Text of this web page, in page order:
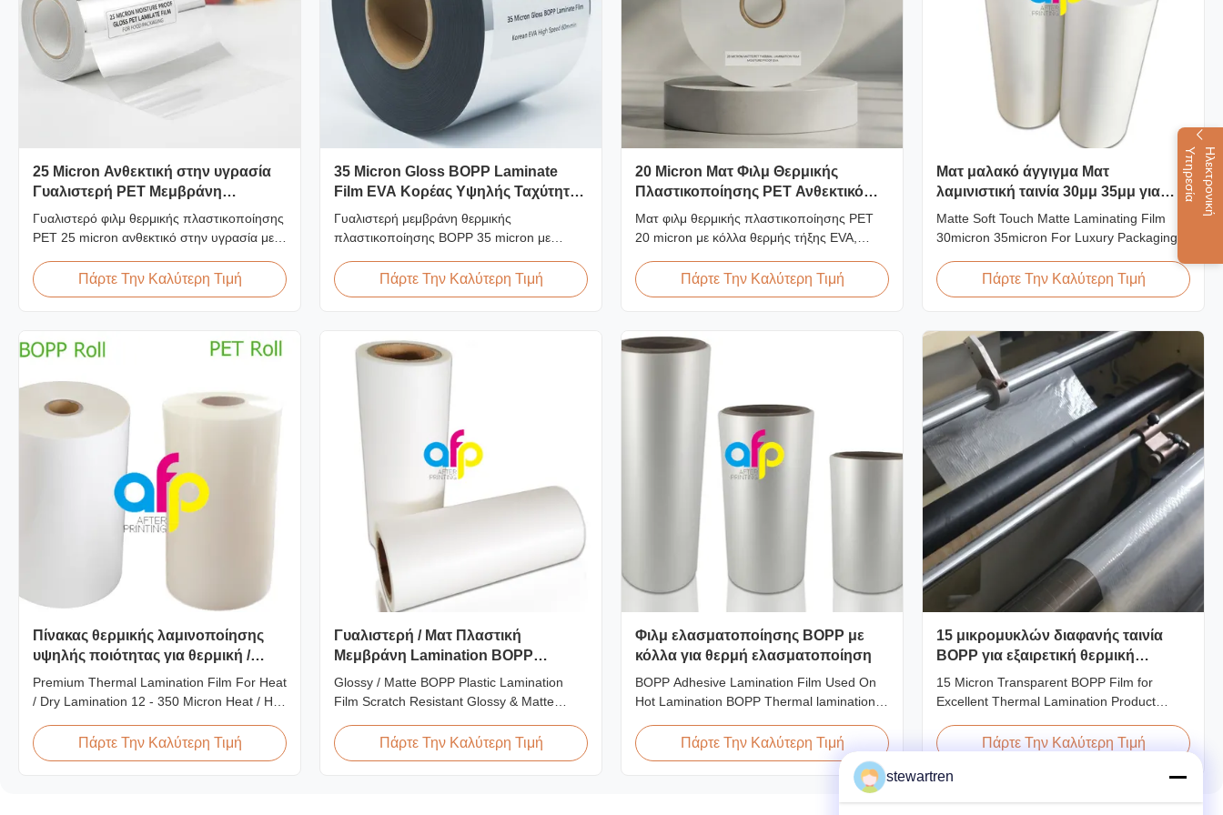
Η
λ
ε
κ
τ
ρ
ο
ν
ι
κ
ή
Υ
π
η
ρ
ε
σ
ί
α
25 Micron Ανθεκτική στην υγρασία
Γυαλιστερή PET Μεμβράνη
Επικάλυψης για Συσκευασία
Τροφίμων
Γυαλιστερό φιλμ θερμικής πλαστικοποίησης
PET 25 micron ανθεκτικό στην υγρασία με
ακτινοβολία, ≤2% απορρόφηση υγρασίας,
συμβατό με FDA για έμμεση επαφή με
Πάρτε Την Καλύτερη Τιμή
35 Micron Gloss BOPP Laminate
Film EVA Κορέας Υψηλής Ταχύτητας
60m/min
Γυαλιστερή μεμβράνη θερμικής
πλαστικοποίησης BOPP 35 micron με
πλάτος 2200 mm, ταχύτητα
πλαστικοποίησης 60 m/min, οπτική διαύγεια
δημοσίευσης.
Πάρτε Την Καλύτερη Τιμή
20 Micron Ματ Φιλμ Θερμικής
Πλαστικοποίησης PET Ανθεκτικό
στην Υγρασία EVA
Ματ φιλμ θερμικής πλαστικοποίησης PET
20 micron με κόλλα θερμής τήξης EVA,
πλαστικοποίηση εύκαμπτης συσκευασίας
σε ταχύτητες έως 60 m/min.
Πάρτε Την Καλύτερη Τιμή
Ματ μαλακό άγγιγμα Ματ
λαμινιστική ταινία 30μμ 35μμ για
καταναλωτική συσκευασία
πολυτελείας
Matte Soft Touch Matte Laminating Film
30micron 35micron For Luxury Packaging
Matte Laminating Film for Luxury Packaging
Consumption Unlike standard soft touch
specifically engineered for luxury packaging
applications. ...
Πάρτε Την Καλύτερη Τιμή
Πίνακας θερμικής λαμινοποίησης
υψηλής ποιότητας για θερμική /
ξηρή λαμινοποίηση 12 - 350 μm
Premium Thermal Lamination Film For Heat
/ Dry Lamination 12 - 350 Micron Heat / Hot
Roll Thermal Lamination Film BOPP
Thermal Lamination Film Technical
Πάρτε Την Καλύτερη Τιμή
Γυαλιστερή / Ματ Πλαστική
Μεμβράνη Lamination BOPP
Ανθεκτική στις Γρατσουνιές
Glossy / Matte BOPP Plastic Lamination
Film Scratch Resistant Glossy & Matte
Resistant Film Product Specifications Item
Scratch Resistant Film Material BOPP +
Πάρτε Την Καλύτερη Τιμή
Φιλμ ελασματοποίησης BOPP με
κόλλα για θερμή ελασματοποίηση
BOPP Adhesive Lamination Film Used On
Hot Lamination BOPP Thermal lamination
particularly offset printing. It consists of
BOPP + EVA composite materials. BOPP
(biaxially oriented polypropylene) serves as
the base film produced through extrusion
Πάρτε Την Καλύτερη Τιμή
15 μικρομυκλών διαφανής ταινία
BOPP για εξαιρετική θερμική
λαμίνωση
15 Micron Transparent BOPP Film for
Excellent Thermal Lamination Product
Lamination Film is designed to preserve the
materials. Available in multiple thicknesses
Πάρτε Την Καλύτερη Τιμή
stewartren